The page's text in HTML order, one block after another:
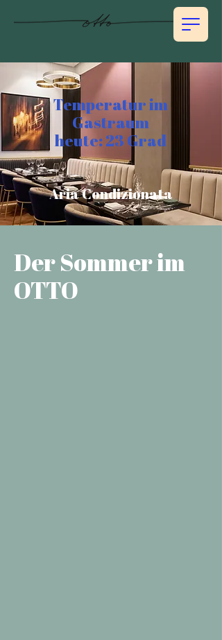
Temperatur im
Gastraum
heute: 23 Grad
Aria Condizionata
Der Sommer im
OTTO